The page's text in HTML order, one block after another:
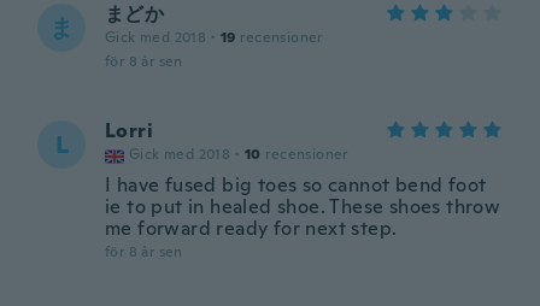
ま まどか
Gick med 2018 · 19 recensioner
för 8 år sen
L Lorri
Gick med 2018 · 10 recensioner
I have fused big toes so cannot bend foot
ie to put in healed shoe. These shoes throw
me forward ready for next step.
för 8 år sen